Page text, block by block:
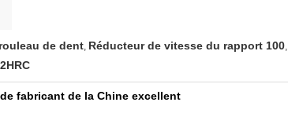
de dent, Réducteur de vitesse du rapport 100,
fabricant de la Chine excellent